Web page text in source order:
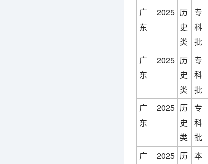
广
东
2025 历
史
类
专
科
批
广
东
2025 历
史
类
专
科
批
广
东
2025 历
史
类
专
科
批
广
2025 历 本